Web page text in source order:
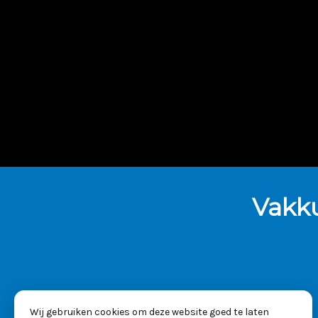
Wij gebruiken cookies om deze website goed te laten